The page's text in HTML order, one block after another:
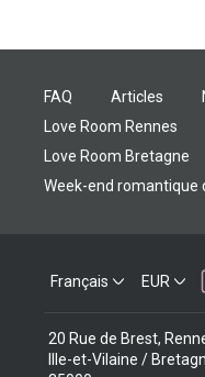
FAQ Articles
Love Room Rennes
Love Room Bretagne
Week-end romantique
Français EUR
20 Rue de Brest,
Ille-et-Vilaine /